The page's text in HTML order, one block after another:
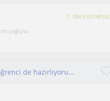
1. ders ücretsiz
çoğunu
İbdp dersleri veriyorum, MEB müfredatına uygun öğrenci de hazırlıyorum osym için.